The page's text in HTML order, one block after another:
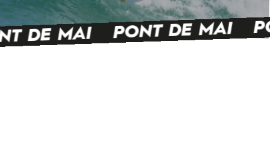
DE MAI PONT DE MAI